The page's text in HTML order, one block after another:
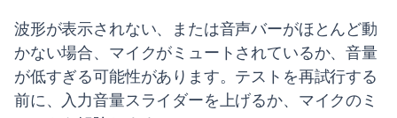
波形が表示されない、または音声バーがほとんど動
かない場合、マイクがミュートされているか、音量
が低すぎる可能性があります。テストを再試行する
前に、入力音量スライダーを上げるか、マイクのミ